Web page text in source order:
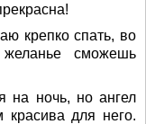
крепко спать, во
сможешь
на ночь, но ангел
красива для него.